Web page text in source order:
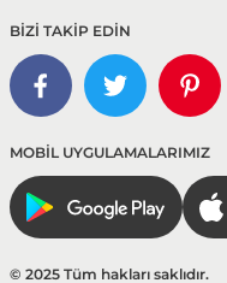
BİZİ TAKİP EDİN
MOBİL UYGULAMALARIMIZ
© 2025 Tüm hakları saklıdır.